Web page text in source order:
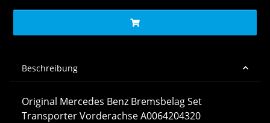
Beschreibung
Original Mercedes Benz Bremsbelag Set
Transporter Vorderachse A0064204320